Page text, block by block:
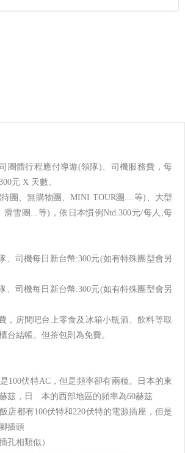
團體行程應付導遊(領隊)、司機服務費，每
元 X 天數。
團、無購物團、MINI TOUR團....等)、大型
滑雪團...等)，依日本慣例Ntd.300元/每人,每
、司機每日新台幣:300元(如有特殊團型會另
、司機每日新台幣:300元(如有特殊團型會另
，房間吧台上零食及冰箱小瓶酒、飲料等取
台結帳。但茶包則為免費。
100伏特AC，但是頻率卻有兩種。日本的東
茲，日 本的西部地區的頻率為60赫茲
店都有100伏特和220伏特的電源插座，但是
插頭
孔相類似）